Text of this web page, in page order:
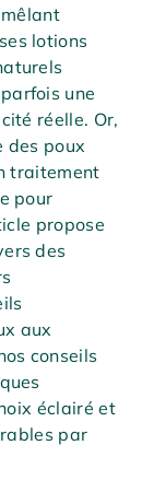
lotions
une
réelle. Or,
des poux
traitement
pour
propose
des
aux
conseils
éclairé et
par